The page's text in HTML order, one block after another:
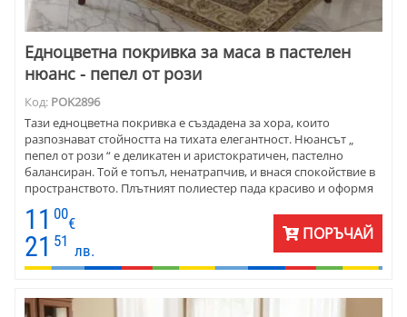
Едноцветна покривка за маса в пастелен
нюанс - пепел от рози
Код: POK2896
Тази едноцветна покривка е създадена за хора, които
разпознават стойността на тихата елегантност. Нюансът „
пепел от рози “ е деликатен и аристократичен, пастелно
балансиран. Той е топъл, ненатрапчив, и внася спокойствие в
пространството. Плътният полиестер пада красиво и оформя
плавни дипли. Покривката придава завършен вид на масата.
Поддържа се лесно и запазва формата си при ежедневна
употреба, което я прави практичен и стилен избор за дом, в
който естетиката има значение.
11 00
€
21 51
лв.
ПОРЪЧАЙ